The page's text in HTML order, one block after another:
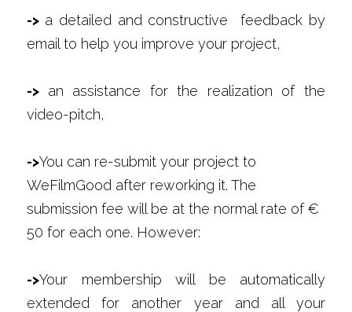
-> a detailed and constructive  feedback by
email to help you improve your project,
-> an assistance for the realization of the
video-pitch,
->You can re-submit your project to
WeFilmGood after reworking it. The
submission fee will be at the normal rate of €
50 for each one. However:
->Your membership will be automatically
extended for another year and all your